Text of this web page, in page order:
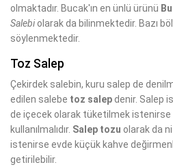
olmaktadır. Bucak'ın en ünlü ürünü
Salebi olarak da bilinmektedir. Bazı
söylenmektedir.
Toz Salep
Çekirdek salebin, kuru salep de
edilen salebe toz salep denir. Salep
de içecek olarak tüketilmek
kullanılmalıdır. Salep tozu olarak da
istenirse evde küçük kahve
getirilebilir.